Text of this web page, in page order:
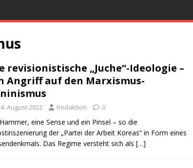
revisionistische „Juche“-Ideologie –
Angriff auf den Marxismus-
August 2022 Redaktion 0
eine Sense und ein Pinsel – so die
der „Partei der Arbeit Koreas“ in Form eines
Das Regime versteht sich als […]